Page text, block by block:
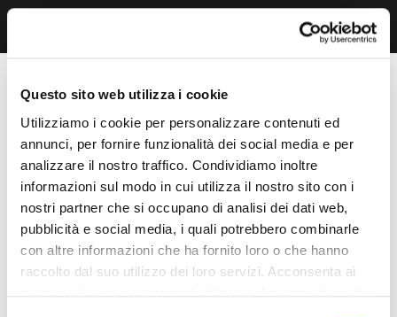
Questo sito web utilizza i cookie
Utilizziamo i cookie per personalizzare contenuti ed
annunci, per fornire funzionalità dei social media e per
analizzare il nostro traffico. Condividiamo inoltre
informazioni sul modo in cui utilizza il nostro sito con i
nostri partner che si occupano di analisi dei dati web,
pubblicità e social media, i quali potrebbero combinarle
con altre informazioni che ha fornito loro o che hanno
raccolto dal suo utilizzo dei loro servizi. Acconsenta ai